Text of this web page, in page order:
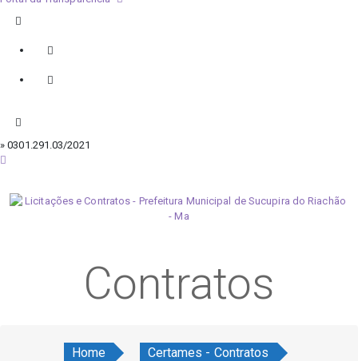
» 0301.291.03/2021
Contratos
Home
Certames - Contratos